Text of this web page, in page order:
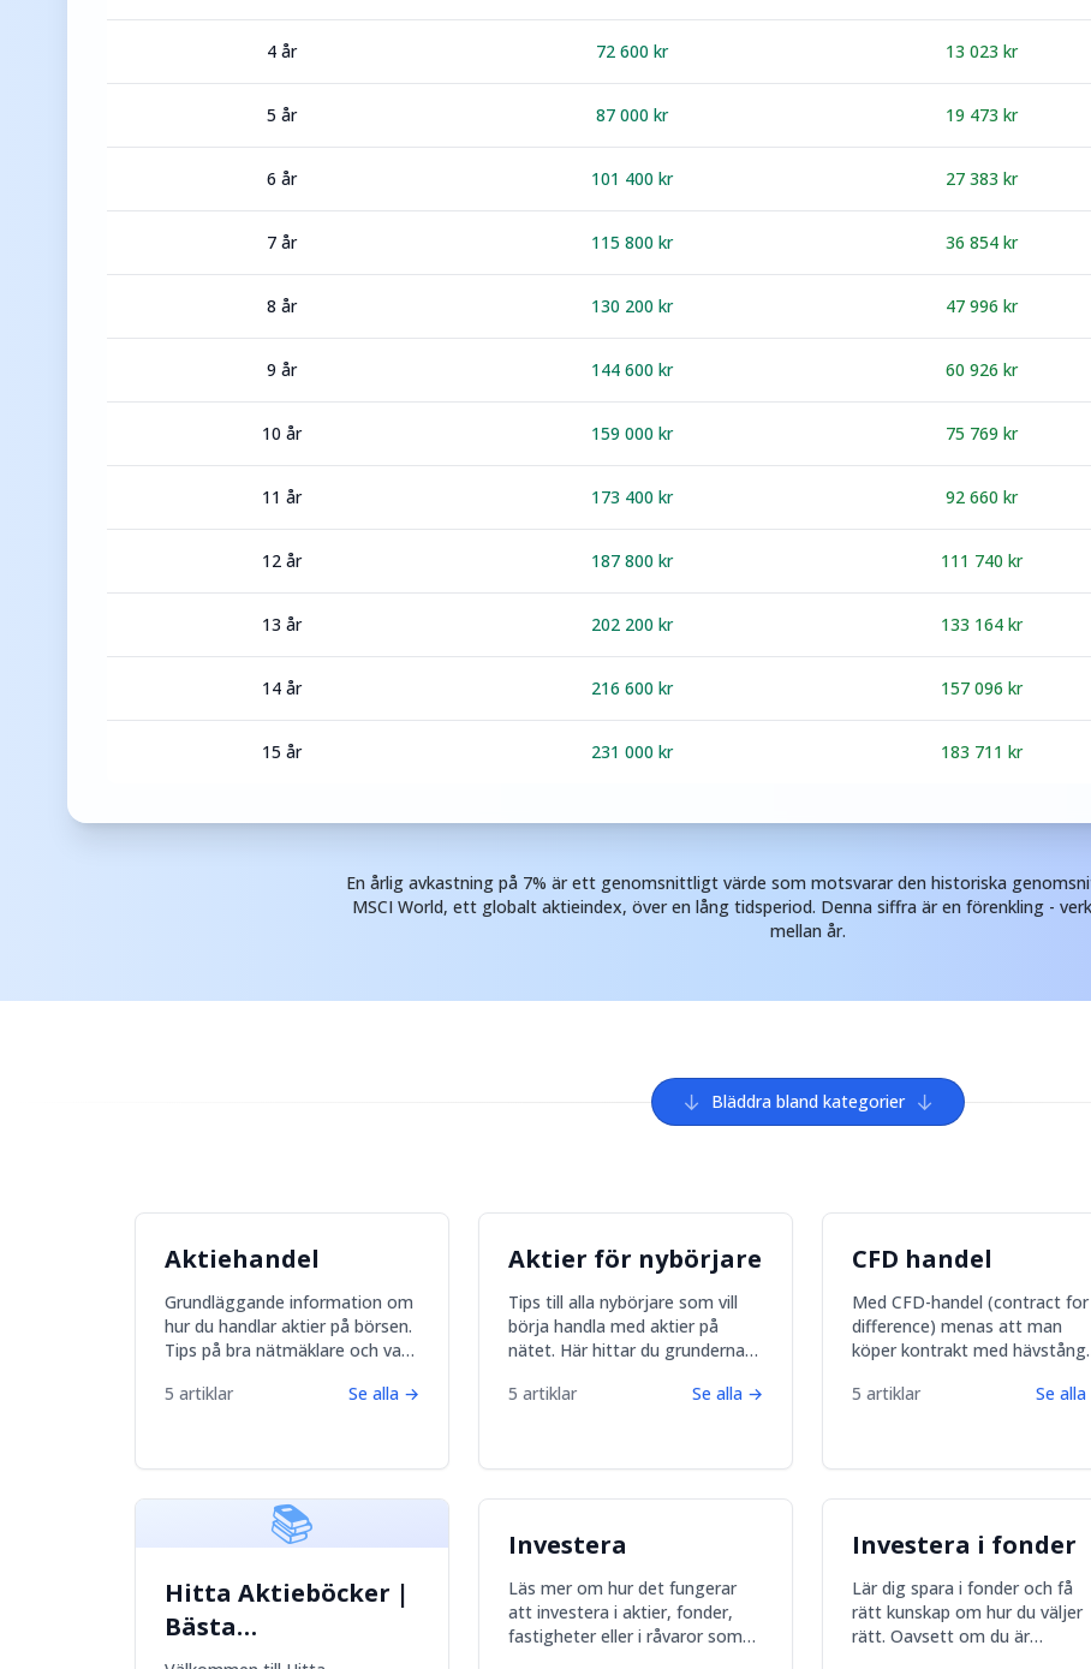
4 år 72 600 kr 13 023 kr
5 år 87 000 kr 19 473 kr
6 år 101 400 kr 27 383 kr
7 år 115 800 kr 36 854 kr
8 år 130 200 kr 47 996 kr
9 år 144 600 kr 60 926 kr
10 år 159 000 kr 75 769 kr
11 år 173 400 kr 92 660 kr
12 år 187 800 kr 111 740 kr
13 år 202 200 kr 133 164 kr
14 år 216 600 kr 157 096 kr
15 år 231 000 kr 183 711 kr
En årlig avkastning på 7% är ett genomsnittligt värde som motsvarar den historiska
MSCI World, ett globalt aktieindex, över en lång tidsperiod. Denna siffra är en förenkling -
mellan år.
↓ Bläddra bland kategorier ↓
Aktiehandel
Grundläggande information om
hur du handlar aktier på börsen.
Tips på bra nätmäklare och vad
maximera avkastningen.
5 artiklar Se alla →
Aktier för nybörjare
Tips till alla nybörjare som vill
börja handla med aktier på
nätet. Här hittar du grunderna
lönsam på börsen.
5 artiklar Se alla →
CFD handel
Med CFD-handel (contract for
difference) menas att man
köper kontrakt med hävstång
Värdena kan vara tex aktier
5 artiklar Se alla
📚
Hitta Aktieböcker |
Bästa
aktieböckerna 2026
Investera
Läs mer om hur det fungerar
att investera i aktier, fonder,
fastigheter eller i råvaror som
Investera i fonder
Lär dig spara i fonder och få
rätt kunskap om hur du väljer
rätt. Oavsett om du är